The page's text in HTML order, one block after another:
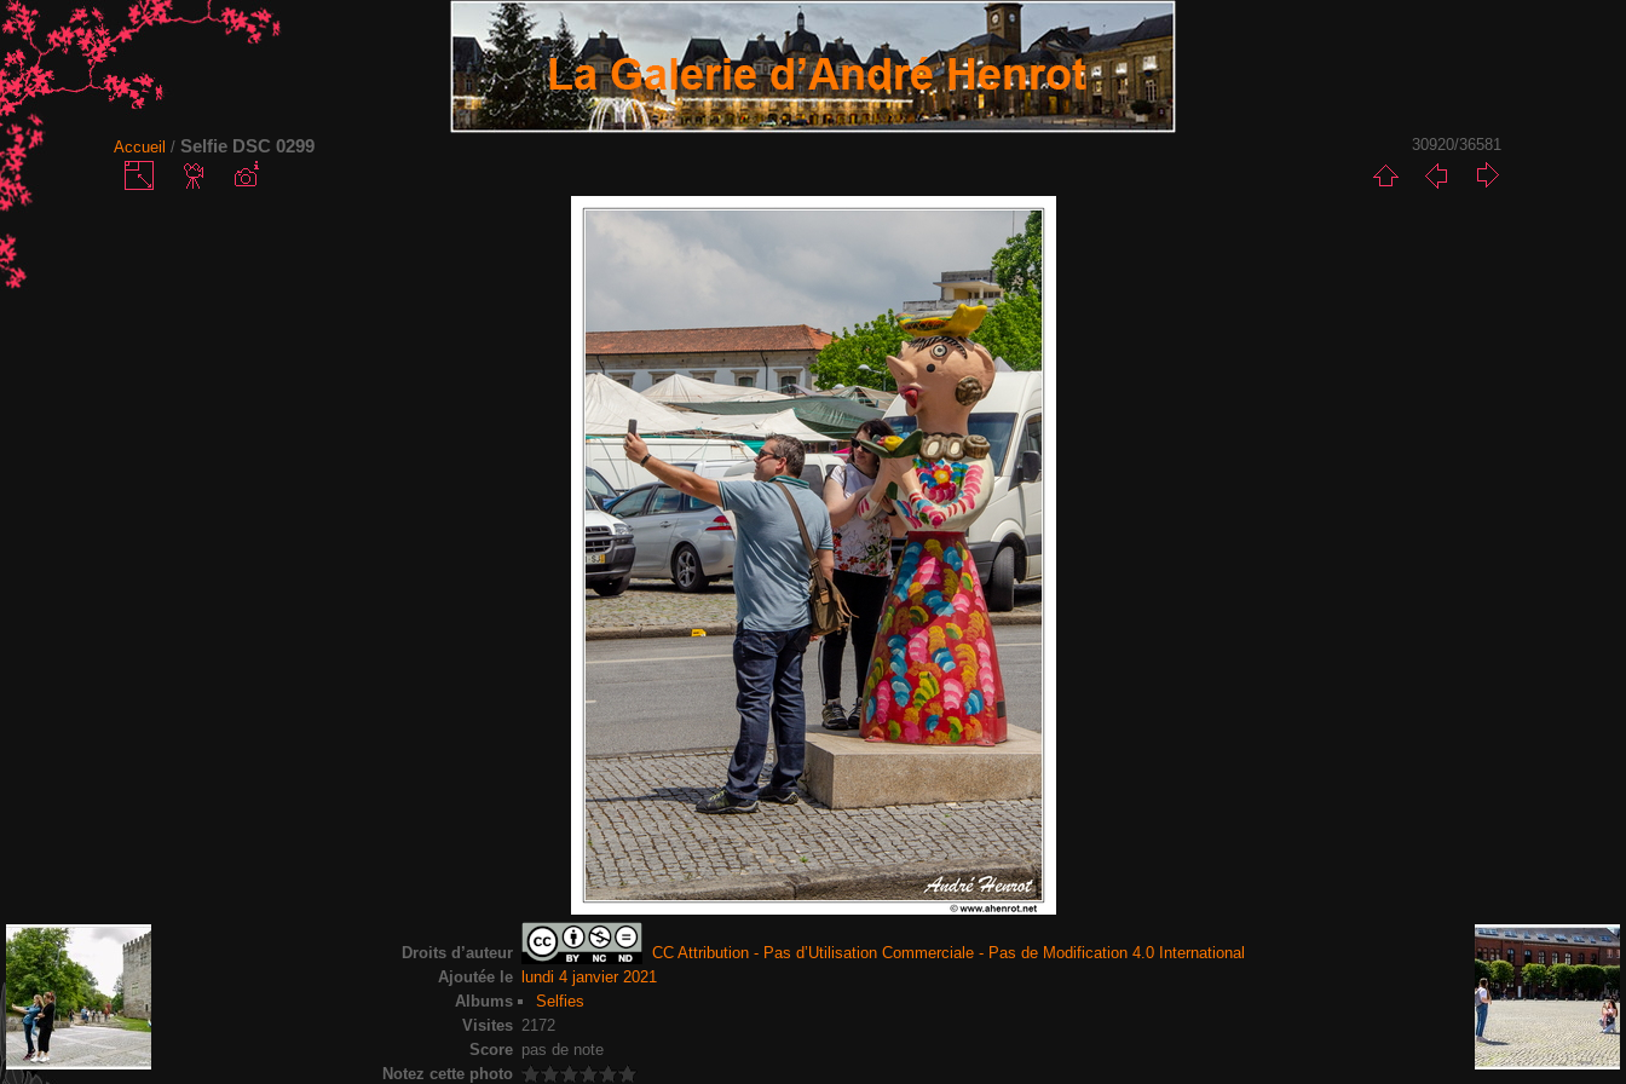
Accueil /Selfie DSC 0299 30920/36581
Droits d’auteur
CC Attribution - Pas d’Utilisation Commerciale - Pas de Modification 4.0 International
Ajoutée le
lundi 4 janvier 2021
Albums
Selfies
Visites 2172
Score pas de note
Notez cette photo